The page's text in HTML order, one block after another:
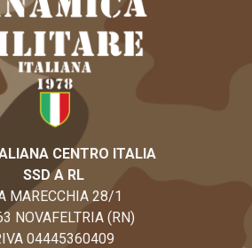
CENTRO ITALIA
SSD A RL
MARECCHIA 28/1
NOVAFELTRIA (RN)
04445360409